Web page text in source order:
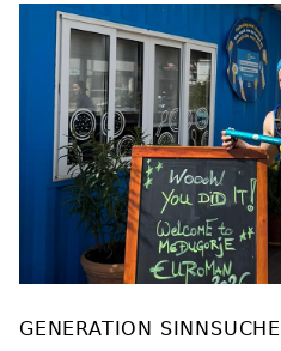
GENERATION SINNSUCHE